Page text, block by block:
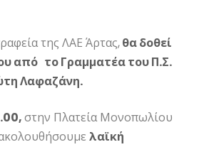
της ΛΑΕ Άρτας,θα δοθεί
από το Γραμματέα του Π.Σ.
Λαφαζάνη.
στην Πλατεία Μονοπωλίου
λαϊκή